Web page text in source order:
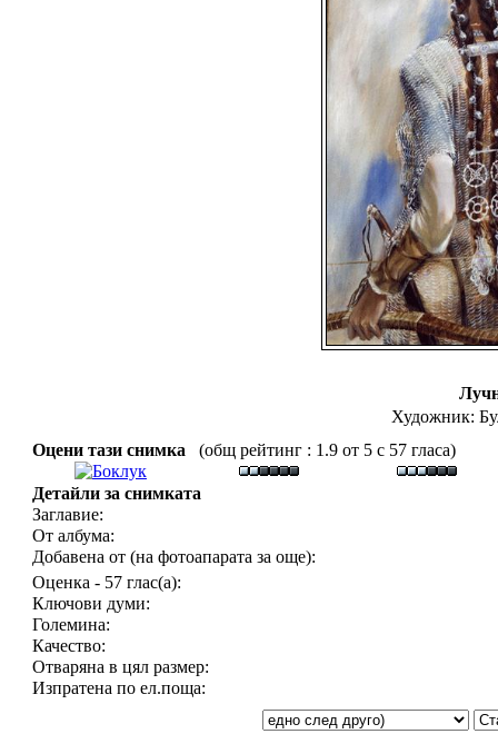
Художник:
Оцени тази снимка
(общ рейтинг : 1.9 от 5 с 57 гласа)
Детайли за снимката
Заглавие:
От албума:
Добавена от (на фотоапарата за още):
Оценка - 57 глас(а):
Ключови думи:
Големина:
Качество:
Отваряна в цял размер:
Изпратена по ел.поща: